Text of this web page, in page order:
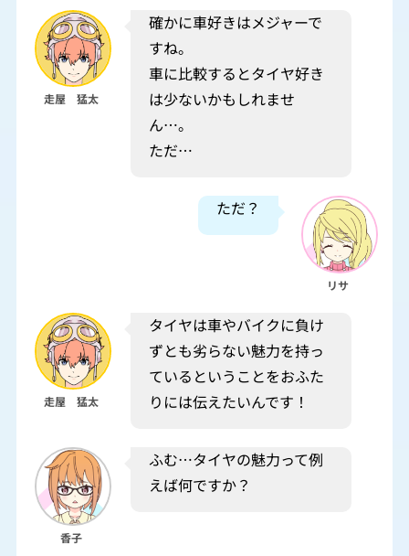
走屋 猛太
確かに車好きはメジャーで
すね。
車に比較するとタイヤ好き
は少ないかもしれませ
ん…。
ただ…
ただ？
リサ
走屋 猛太
タイヤは車やバイクに負け
ずとも劣らない魅力を持っ
ているということをおふた
りには伝えたいんです！
香子
ふむ…タイヤの魅力って例
えば何ですか？